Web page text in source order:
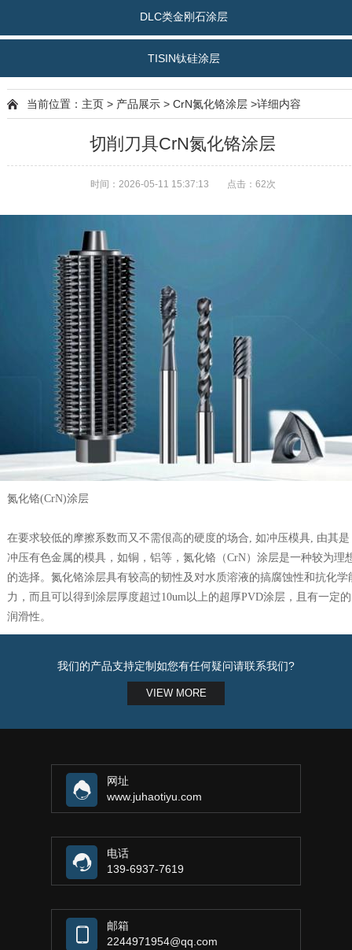
DLC类金刚石涂层
TISIN钛硅涂层
当前位置： 主页> 产品展示> CrN氮化铬涂层>详细内容
切削刀具CrN氮化铬涂层
时间：2026-05-11 15:37:13 点击： 62次
氮化铬(CrN)涂层
在要求较低的摩擦系数而又不需佷高的硬度的场合, 如冲压模具, 由其是
冲压有色金属的模具，如铜，铝等，氮化铬（CrN）涂层是一种较为理
的选择。氮化铬涂层具有较高的韧性及对水质溶液的搞腐蚀性和抗化学
力，而且可以得到涂层厚度超过10um以上的超厚PVD涂层，且有一定的
润滑性。
我们的产品支持定制如您有任何疑问请联系我们?
VIEW MORE
网址
www.juhaotiyu.com
电话
139-6937-7619
邮箱
2244971954@qq.com